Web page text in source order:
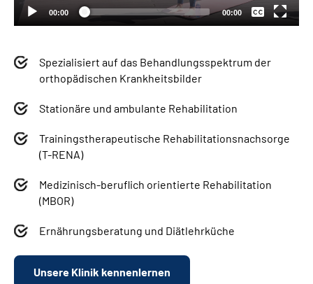
Spezialisiert auf das Behandlungsspektrum der
orthopädischen Krankheitsbilder
Stationäre und ambulante Rehabilitation
Trainingstherapeutische Rehabilitationsnachsorge
(T-RENA)
Medizinisch-beruflich orientierte Rehabilitation
(MBOR)
Ernährungsberatung und Diätlehrküche
Unsere Klinik kennenlernen
00:00 00:00